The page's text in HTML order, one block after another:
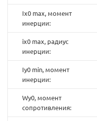
Ix0 max, момент
инерции:
ix0 max, радиус
инерции:
Iy0 min, момент
инерции:
Wy0, момент
сопротивления: